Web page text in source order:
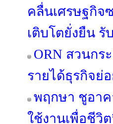
คลื่นเศรษฐกิจ
เติบโตยั่งยืน
ORN สวนกร
รายได้ธุรกิจย่
พฤกษา ชูอา
ใช้งานเพื่อชีวิ